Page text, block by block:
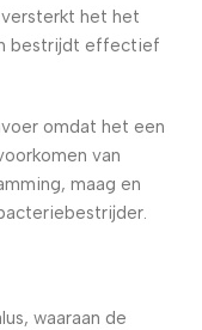
het het
bestrijdt effectief
omdat het een
van
maag en
waaraan de